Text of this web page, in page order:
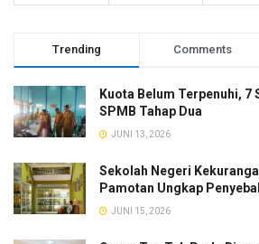
Trending Comments
Kuota Belum Terpenuhi, 7
SPMB Tahap Dua
JUNI 13, 2026
Sekolah Negeri
Pamotan Ungkap
JUNI 15, 2026